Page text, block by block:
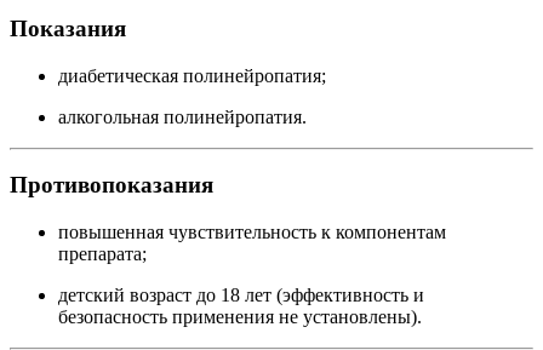
Показания
диабетическая полинейропатия;
алкогольная полинейропатия.
Противопоказания
повышенная чувствительность к компонентам
препарата;
детский возраст до 18 лет (эффективность и
безопасность применения не установлены).